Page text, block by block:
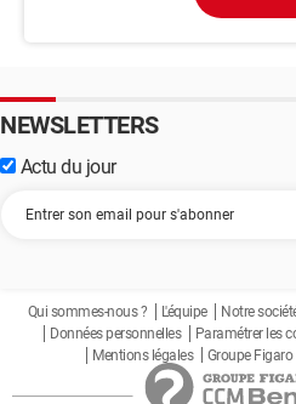
NEWSLETTERS
Actu du jour
Qui sommes-nous ? L'équipe Notre
Données personnelles
Paramétrer les
Mentions légales
Groupe Figaro